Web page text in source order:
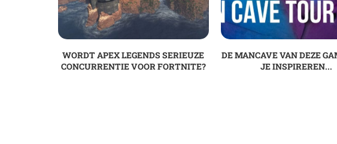
WORDT APEX LEGENDS SERIEUZE
CONCURRENTIE VOOR FORTNITE?
DE MANCAVE VAN DEZE
JE INSPIREREN...